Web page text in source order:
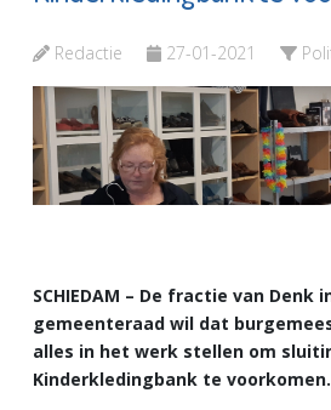
Redactie 27-01-2021
SCHIEDAM – De fractie van Denk
gemeenteraad wil dat
alles in het werk stellen om
Kinderkledingbank te voorkomen.